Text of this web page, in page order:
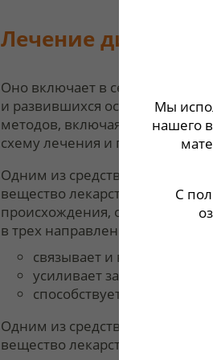
Лечение диареи,
Оно включает в себя
и развившихся осложнений.
методов, включая
схему лечения и полностью
Одним из средств для лечения
вещество лекарственного
происхождения,
в трех направлениях
связывает и выводит из
усиливает защитные
способствует облегчению
Одним из средств для лечения
вещество лекарственного
Мы
нашего
С